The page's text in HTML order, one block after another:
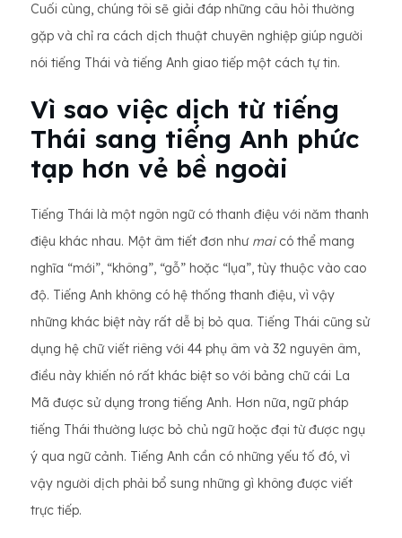
Cuối cùng, chúng tôi sẽ giải đáp những câu hỏi thường
gặp và chỉ ra cách dịch thuật chuyên nghiệp giúp người
nói tiếng Thái và tiếng Anh giao tiếp một cách tự tin.
Vì sao việc dịch từ tiếng
Thái sang tiếng Anh phức
tạp hơn vẻ bề ngoài
Tiếng Thái là một ngôn ngữ có thanh điệu với năm thanh
điệu khác nhau. Một âm tiết đơn như maicó thể mang
nghĩa “mới”, “không”, “gỗ” hoặc “lụa”, tùy thuộc vào cao
độ. Tiếng Anh không có hệ thống thanh điệu, vì vậy
những khác biệt này rất dễ bị bỏ qua. Tiếng Thái cũng sử
dụng hệ chữ viết riêng với 44 phụ âm và 32 nguyên âm,
điều này khiến nó rất khác biệt so với bảng chữ cái La
Mã được sử dụng trong tiếng Anh. Hơn nữa, ngữ pháp
tiếng Thái thường lược bỏ chủ ngữ hoặc đại từ được ngụ
ý qua ngữ cảnh. Tiếng Anh cần có những yếu tố đó, vì
vậy người dịch phải bổ sung những gì không được viết
trực tiếp.